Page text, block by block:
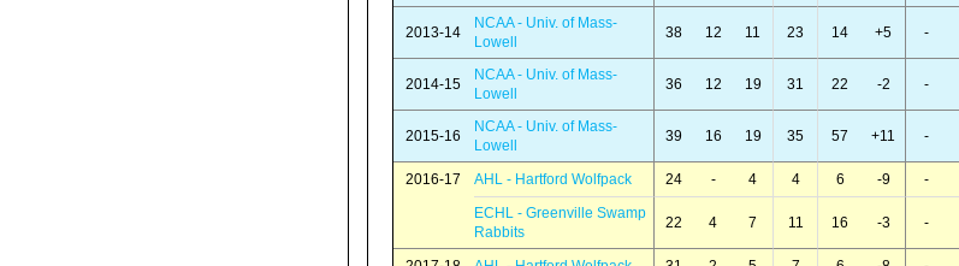
2013-14
NCAA - Univ. of Mass-
Lowell
38 12 11 23 14 +5 -
2014-15
NCAA - Univ. of Mass-
Lowell
36 12 19 31 22 -2 -
2015-16
NCAA - Univ. of Mass-
Lowell
39 16 19 35 57 +11 -
2016-17 AHL - Hartford Wolfpack 24 - 4 4 6 -9 -
ECHL - Greenville Swamp
Rabbits
22 4 7 11 16 -3 -